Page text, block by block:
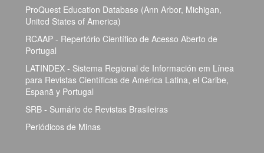
ProQuest Education Database (Ann Arbor, Michigan,
United States of America)
RCAAP - Repertório Científico de Acesso Aberto de
Portugal
LATINDEX - Sistema Regional de Información em Línea
para Revistas Científicas de América Latina, el Caribe,
Espanã y Portugal
SRB - Sumário de Revistas Brasileiras
Periódicos de Minas